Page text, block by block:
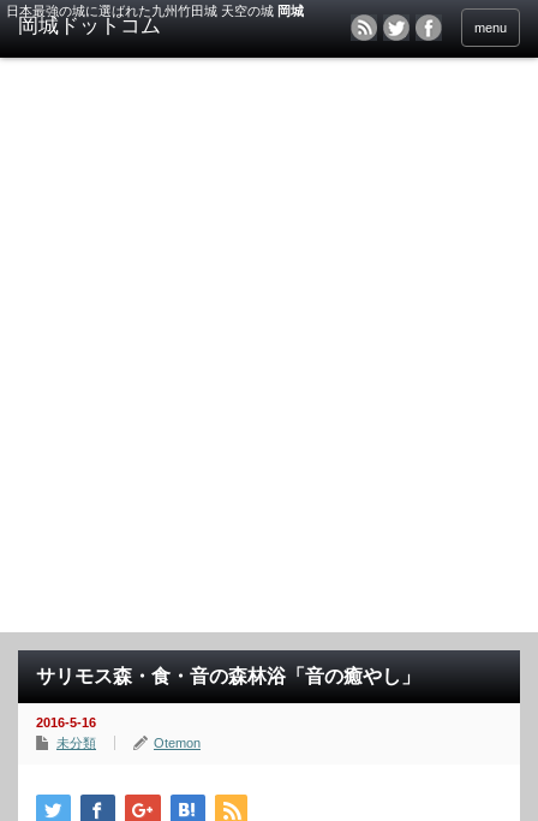
日本最強の城に選ばれた九州竹田城 天空の城 岡城
menu
サリモス森・食・音の森林浴「音の癒やし」
2016-5-16
未分類
Otemon